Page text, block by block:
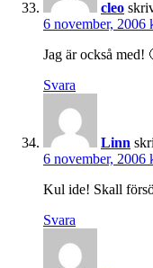
cleo
6 november, 2006
Jag är också med!
Svara
Linn
6 november, 2006
Kul ide! Skall
Svara